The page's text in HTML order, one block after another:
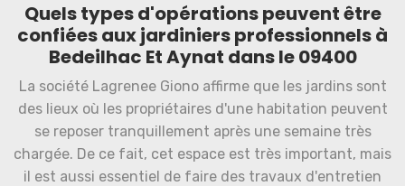
Quels types d'opérations peuvent être
confiées aux jardiniers professionnels à
Bedeilhac Et Aynat dans le 09400
La société Lagrenee Giono affirme que les jardins sont
des lieux où les propriétaires d'une habitation peuvent
se reposer tranquillement après une semaine très
chargée. De ce fait, cet espace est très important, mais
il est aussi essentiel de faire des travaux d'entretien